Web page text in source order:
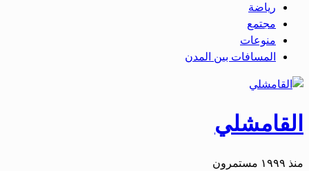
رياضة
مجتمع
منوعات
المسافات بين المدن
القامشلي
منذ ١٩٩٩ مستمرون